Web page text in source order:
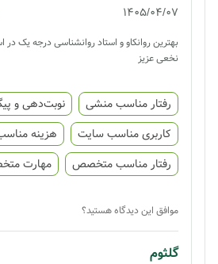
1405/04/07
بهترین روانکاو و استاد روانشناسی درجه یک
نخعی عزیز
رفتار مناسب منشی
نوبت‌دهی و
کاربری مناسب سایت
هزینه
رفتار مناسب متخصص
مهارت
موافق این دیدگاه هستید؟
گلثوم